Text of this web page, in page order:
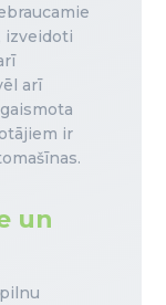
izveidoti
arī
ir
un